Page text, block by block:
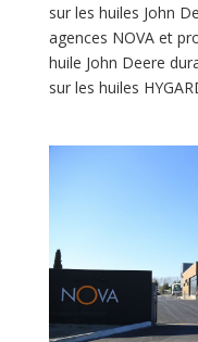
sur les huiles John
agences NOVA et
huile John Deere
sur les huiles